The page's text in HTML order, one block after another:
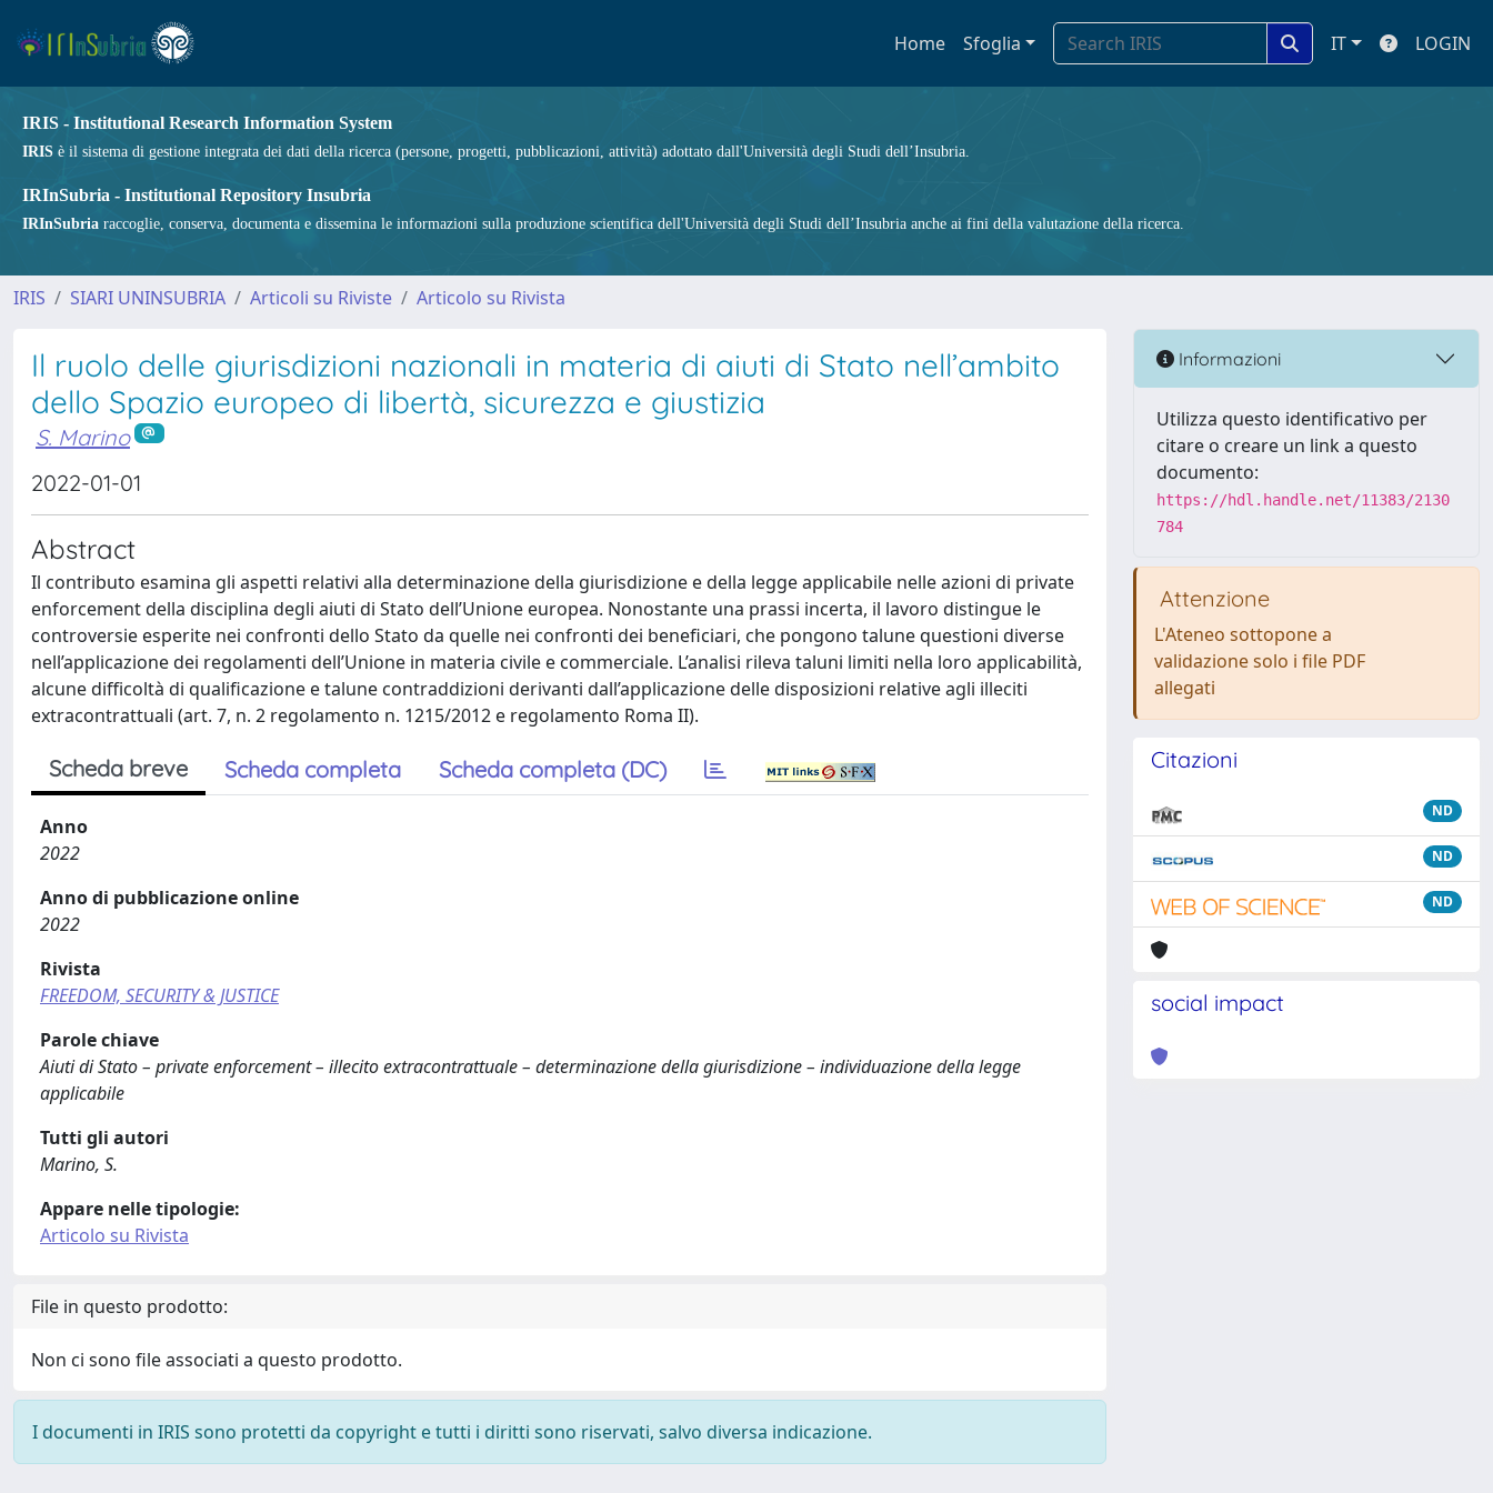
Home Sfoglia IT LOGIN
IRIS - Institutional Research Information System
IRIS è il sistema di gestione integrata dei dati della ricerca (persone, progetti, pubblicazioni, attività) adottato dall'Università degli Studi dell’Insubria.
IRInSubria - Institutional Repository Insubria
IRInSubria raccoglie, conserva, documenta e dissemina le informazioni sulla produzione scientifica dell'Università degli Studi dell’Insubria anche ai fini della valutazione della ricerca.
IRIS SIARI UNINSUBRIA Articoli su Riviste Articolo su Rivista
Il ruolo delle giurisdizioni nazionali in materia di aiuti di Stato nell’ambito
dello Spazio europeo di libertà, sicurezza e giustizia
S. Marino
2022-01-01
Abstract
Il contributo esamina gli aspetti relativi alla determinazione della giurisdizione e della legge applicabile nelle azioni di private
enforcement della disciplina degli aiuti di Stato dell’Unione europea. Nonostante una prassi incerta, il lavoro distingue le
controversie esperite nei confronti dello Stato da quelle nei confronti dei beneficiari, che pongono talune questioni diverse
nell’applicazione dei regolamenti dell’Unione in materia civile e commerciale. L’analisi rileva taluni limiti nella loro applicabilità,
alcune difficoltà di qualificazione e talune contraddizioni derivanti dall’applicazione delle disposizioni relative agli illeciti
extracontrattuali (art. 7, n. 2 regolamento n. 1215/2012 e regolamento Roma II).
Scheda breve Scheda completa Scheda completa (DC)
Anno
2022
Anno di pubblicazione online
2022
Rivista
FREEDOM, SECURITY & JUSTICE
Parole chiave
Aiuti di Stato – private enforcement – illecito extracontrattuale – determinazione della giurisdizione – individuazione della legge
applicabile
Tutti gli autori
Marino, S.
Appare nelle tipologie:
Articolo su Rivista
File in questo prodotto:
Non ci sono file associati a questo prodotto.
I documenti in IRIS sono protetti da copyright e tutti i diritti sono riservati, salvo diversa indicazione.
Informazioni
Utilizza questo identificativo per
citare o creare un link a questo
documento:
https://hdl.handle.net/11383/2130
784
Attenzione
L'Ateneo sottopone a
validazione solo i file PDF
allegati
Citazioni
ND
ND
ND
social impact